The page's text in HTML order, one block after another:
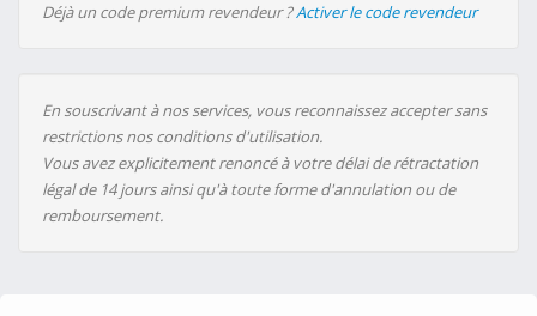
Déjà un code premium revendeur ?Activer le code revendeur
En souscrivant à nos services, vous reconnaissez accepter sans
restrictions nos conditions d'utilisation.
Vous avez explicitement renoncé à votre délai de rétractation
légal de 14 jours ainsi qu'à toute forme d'annulation ou de
remboursement.